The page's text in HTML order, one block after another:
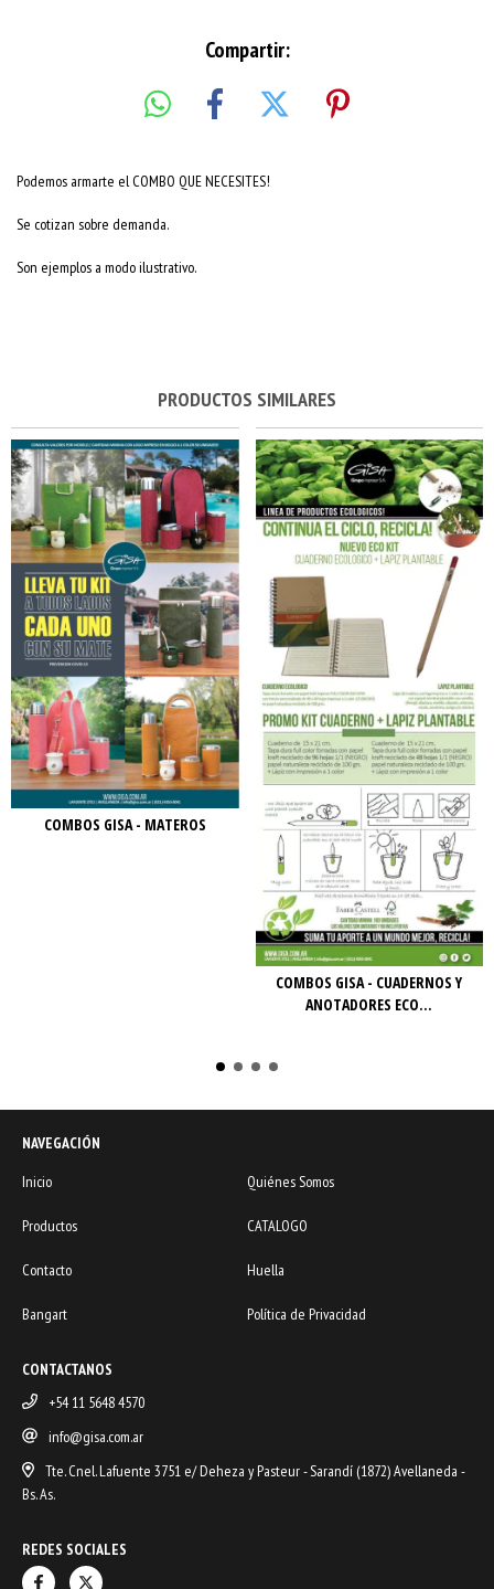
Compartir:
Podemos armarte el COMBO QUE NECESITES!
Se cotizan sobre demanda.
Son ejemplos a modo ilustrativo.
PRODUCTOS SIMILARES
COMBOS GISA - MATEROS
COMBOS GISA - CUADERNOS Y
ANOTADORES ECO...
NAVEGACIÓN
Inicio
Quiénes Somos
Productos CATALOGO
Contacto Huella
Bangart Política de Privacidad
CONTACTANOS
+54 11 5648 4570
info@gisa.com.ar
Tte. Cnel. Lafuente 3751 e/ Deheza y Pasteur - Sarandí (1872) Avellaneda -
Bs. As.
REDES SOCIALES